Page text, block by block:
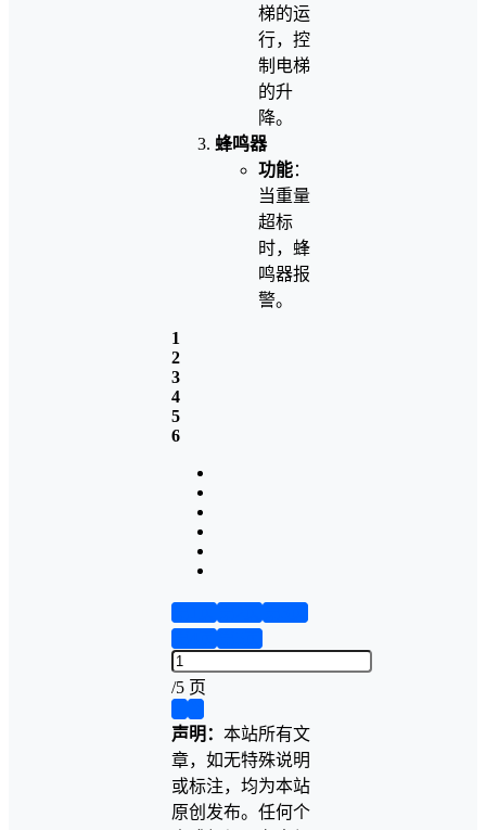
梯的运
行，控
制电梯
的升
降。
蜂鸣器
功能：
当重量
超标
时，蜂
鸣器报
警。
1
2
3
4
5
6
/5 页
声明： 本站所有文
章，如无特殊说明
或标注，均为本站
原创发布。任何个